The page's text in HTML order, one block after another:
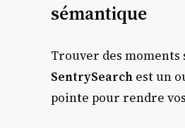
sémantique
Trouver des moments
SentrySearch est un
pointe pour rendre